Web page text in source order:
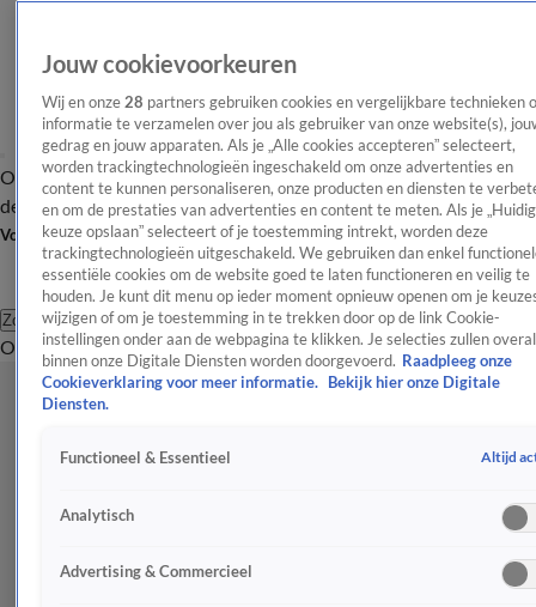
OverzichtAfleveringen Entertainment TV Algemeen
Tip
de redactieNieuwsbrief
Volg Shownieuws
Zoeken
OverzichtEntertainmentSpraakmakendRealityCrimeVideo's
Jouw cookievoorkeuren
Wij en onze 28 partners gebruiken cookies en vergelijkbare technieken
informatie te verzamelen over jou als gebruiker van onze website(s),
gedrag en jouw apparaten. Als je „Alle cookies accepteren” selecteert,
worden trackingtechnologieën ingeschakeld om onze advertenties en
content te kunnen personaliseren, onze producten en diensten te
en om de prestaties van advertenties en content te meten. Als je
keuze opslaan” selecteert of je toestemming intrekt, worden deze
trackingtechnologieën uitgeschakeld. We gebruiken dan enkel
essentiële cookies om de website goed te laten functioneren en veilig te
houden. Je kunt dit menu op ieder moment opnieuw openen om je
wijzigen of om je toestemming in te trekken door op de link Cookie-
instellingen onder aan de webpagina te klikken. Je selecties zullen overal
binnen onze Digitale Diensten worden doorgevoerd. Raadpleeg onze
Cookieverklaring voor meer informatie.
Bekijk hier onze Digitale
Diensten.
Functioneel & Essentieel Altijd
Analytisch
Advertising & Commercieel